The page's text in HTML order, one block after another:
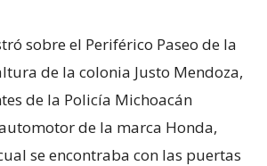
sobre el Periférico Paseo de la
de la colonia Justo Mendoza,
de la Policía Michoacán
de la marca Honda,
se encontraba con las puertas